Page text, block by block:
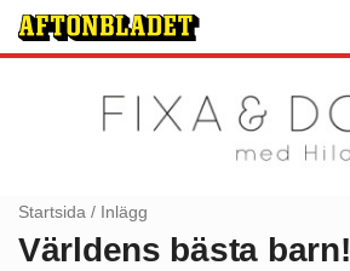
Startsida / Inlägg
Världens bästa barn!